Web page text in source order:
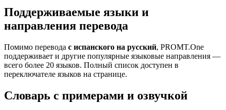
Поддерживаемые языки и
направления перевода
Помимо перевода с испанского на русский, PROMT.One
поддерживает и другие популярные языковые направления —
всего более 20 языков. Полный список доступен в
переключателе языков на странице.
Словарь с примерами и озвучкой